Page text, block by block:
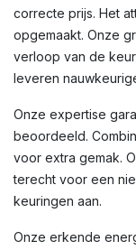
correcte prijs. Het
opgemaakt. Onze
verloop van de
leveren
Onze expertise
beoordeeld.
voor extra gemak.
terecht voor een
keuringen aan.
Onze erkende